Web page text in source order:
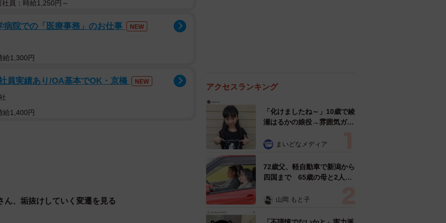
員：時給1,250円～
院での「医療事務」のお仕事 NEW
給1,300円
員実績あり/OA基本でOK・京橋 NEW
給1,400円
ん、垢抜けしていく変遷を見る
アクセスランキング
「化けましたね～」10歳で綾
瀬はるかの娘役→雰囲気ガラ
雰囲気が」「宝塚に入れそ
まいどなメディア
72歳父、軽自動車で新潟から
四国まで 65歳の母と2人で
憩まで分刻み… 「大学生で
山岡 もと子